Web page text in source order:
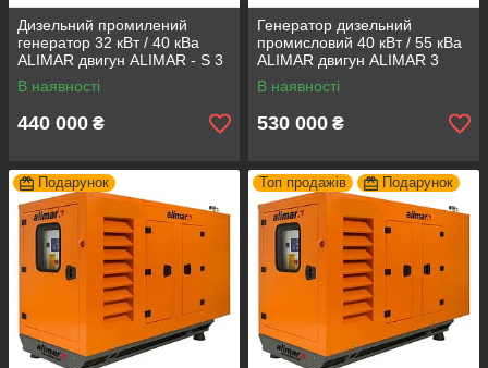
Дизельний промилений
генератор 32 кВт / 40 кВа
ALIMAR двигун ALIMAR - S 3
фази 50Гц
В наявності
440 000 ₴
Генератор дизельний
промисловий 40 кВт / 55 кВа
ALIMAR двигун ALIMAR 3
фази Дизельна
електростанція
В наявності
530 000 ₴
Подарунок Топ продажів Подарунок